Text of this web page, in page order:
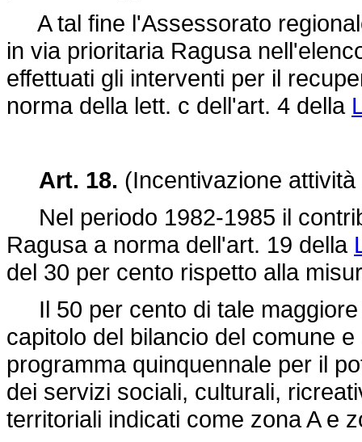
A tal fine l'Assessorato
in via prioritaria Ragusa
effettuati gli interventi per il
norma della lett. c dell'art. 4 della
Art. 18. (Incentivazione
Nel periodo 1982-1985 il
Ragusa a norma dell'art. 19 della
del 30 per cento rispetto alla
Il 50 per cento di tale maggiore
capitolo del bilancio del comune
programma quinquennale per il
dei servizi sociali, culturali,
territoriali indicati come zona A e